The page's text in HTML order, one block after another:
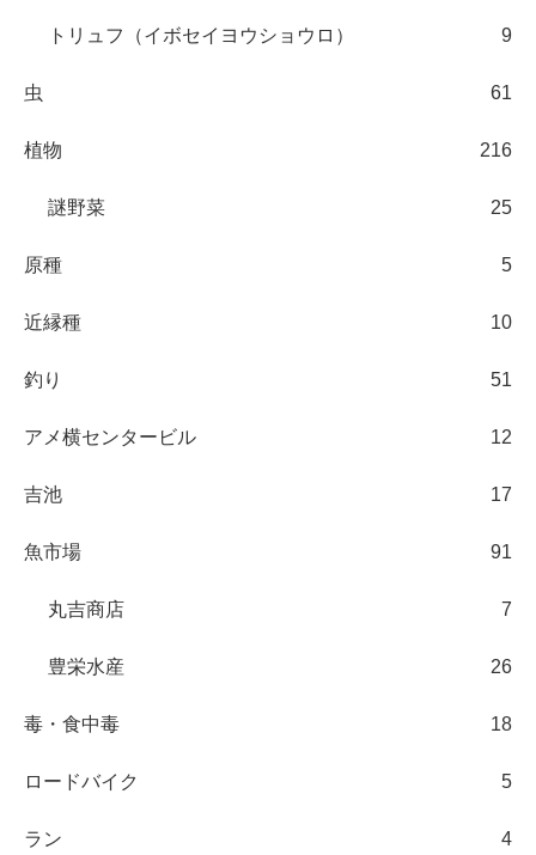
トリュフ（イボセイヨウショウロ） 9
虫 61
植物 216
謎野菜 25
原種 5
近縁種 10
釣り 51
アメ横センタービル 12
吉池 17
魚市場 91
丸吉商店 7
豊栄水産 26
毒・食中毒 18
ロードバイク 5
ラン 4